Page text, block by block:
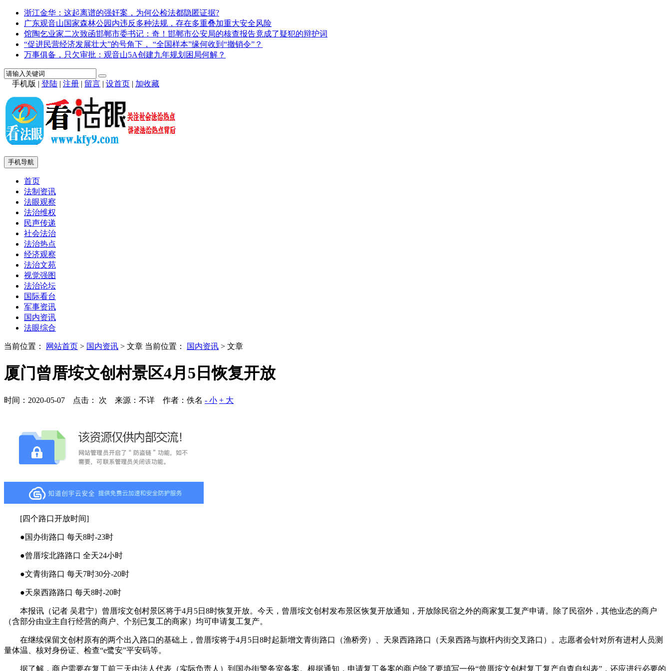
浙江金华：这起离谱的强奸案，为何公检法都隐匿证据?
广东观音山国家森林公园内违反多种法规，存在多重叠加重大安全风险
馆陶乞业家二次致函邯郸市委书记：奇！邯郸市公安局的核查报告竟成了疑犯的辩护词
“促进民营经济发展壮大”的号角下， “全国样本”缘何收到“撤销令”？
万事俱备，只欠审批：观音山5A创建九年规划困局何解？
手机版 | 登陆 | 注册 | 留言 | 设首页 | 加收藏
手机导航
首页
法制资讯
法眼观察
法治维权
民声传递
社会法治
法治热点
经济观察
法治文苑
视觉强图
法治论坛
国际看台
军事资讯
国内资讯
法眼综合
当前位置： 网站首页 > 国内资讯 > 文章 当前位置： 国内资讯 > 文章
厦门曾厝垵文创村景区4月5日恢复开放
时间：2020-05-07 点击： 次 来源：不详 作者：佚名 - 小 + 大
[四个路口开放时间]
●国办街路口 每天8时-23时
●曾厝垵北路路口 全天24小时
●文青街路口 每天7时30分-20时
●天泉西路路口 每天8时-20时
本报讯（记者 吴君宁）曾厝垵文创村景区将于4月5日8时恢复开放。今天，曾厝垵文创村发布景区恢复开放通知，开放除民宿之外的商家复工复产申请。除了民宿外，其他业态的商户
（含部分由业主自行经营的商户、个别已复工的商家）均可申请复工复产。
在继续保留文创村原有的两个出入路口的基础上，曾厝垵将于4月5日8时起新增文青街路口（渔桥旁）、天泉西路路口（天泉西路与旗杆内街交叉路口）。志愿者会针对所有进村人员测
量体温、核对身份证、检查“e鹭安”平安码等。
据了解，商户需要在复工前三天由法人代表（实际负责人）到国办街警务室备案。根据通知，申请复工备案的商户除了要填写一份“曾厝垵文创村复工复产自查自纠表”，还应进行必要的